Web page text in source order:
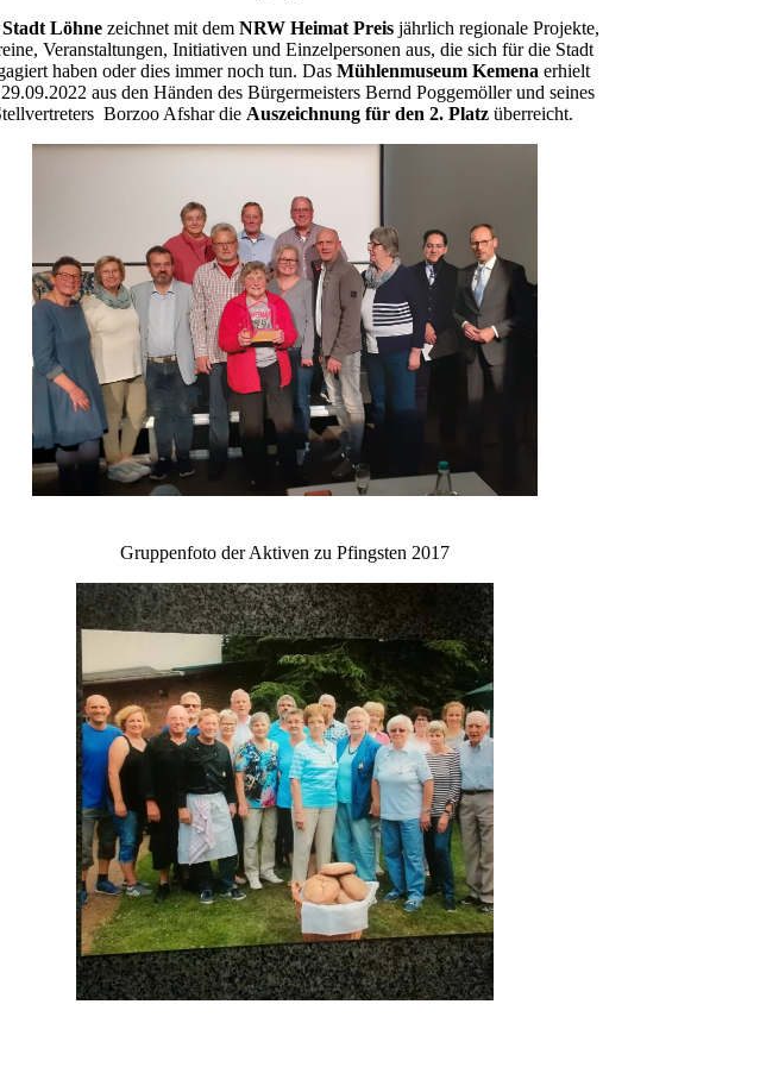
Stadt Löhnezeichnet mit dem NRW Heimat Preisjährlich regionale Projekte,
Veranstaltungen, Initiativen und Einzelpersonen aus, die sich für die Stadt
haben oder dies immer noch tun. DasMühlenmuseum Kemenaerhielt
aus den Händen des Bürgermeisters Bernd Poggemöller und seines
Borzoo Afshar die Auszeichnung für den 2. Platz überreicht.
Gruppenfoto der Aktiven zu Pfingsten 2017